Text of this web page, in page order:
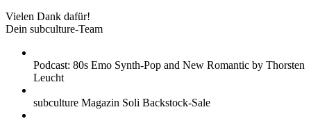
Vielen Dank dafür!
Dein subculture-Team
Podcast: 80s Emo Synth-Pop and New Romantic by Thorsten
Leucht
subculture Magazin Soli Backstock-Sale